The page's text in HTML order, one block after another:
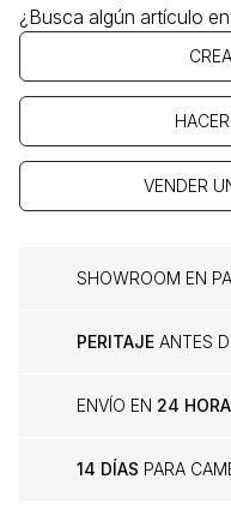
¿Busca algún artículo
VENDER
SHOWROOM EN
PERITAJE ANTES
ENVÍO EN 24
14 DÍAS PARA